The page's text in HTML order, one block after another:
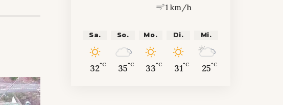
1 km/h
Sa.
32°C
So.
35°C
Mo.
33°C
Di.
31°C
Mi.
25°C